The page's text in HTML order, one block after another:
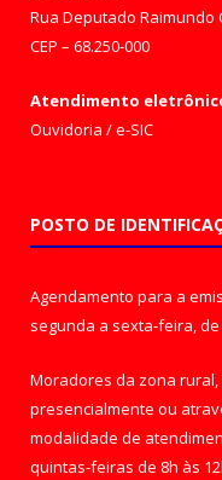
Rua Deputado Raimundo
CEP – 68.250-000
Atendimento
Ouvidoria /e-SIC
POSTO DE
Agendamento para a
segunda a sexta-feira,
Moradores da zona
presencialmente ou
modalidade de
quintas-feiras de 8h às